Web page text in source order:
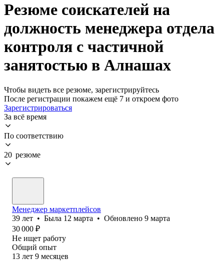
Резюме соискателей на
должность менеджера отдела
контроля с частичной
занятостью в Алнашах
Чтобы видеть все резюме, зарегистрируйтесь
После регистрации покажем ещё 7 и откроем фото
Зарегистрироваться
За всё время
По соответствию
20 резюме
Менеджер маркетплейсов
39 лет • Была 12 марта • Обновлено 9 марта
30 000 ₽
Не ищет работу
Общий опыт
13 лет 9 месяцев